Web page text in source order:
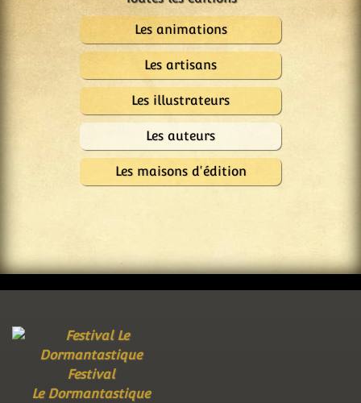
Les animations
Les artisans
Les illustrateurs
Les auteurs
Les maisons d'édition
Festival
Le Dormantastique